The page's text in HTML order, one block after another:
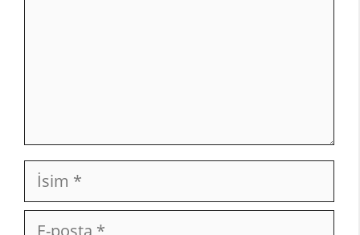
İsim